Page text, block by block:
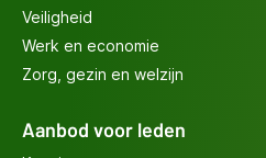
Veiligheid
Werk en economie
Zorg, gezin en welzijn
Aanbod voor leden